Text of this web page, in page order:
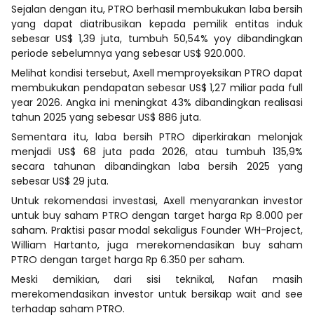
Sejalan dengan itu, PTRO berhasil membukukan laba bersih
yang dapat diatribusikan kepada pemilik entitas induk
sebesar US$ 1,39 juta, tumbuh 50,54% yoy dibandingkan
periode sebelumnya yang sebesar US$ 920.000.
Melihat kondisi tersebut, Axell memproyeksikan PTRO dapat
membukukan pendapatan sebesar US$ 1,27 miliar pada full
year 2026. Angka ini meningkat 43% dibandingkan realisasi
tahun 2025 yang sebesar US$ 886 juta.
Sementara itu, laba bersih PTRO diperkirakan melonjak
menjadi US$ 68 juta pada 2026, atau tumbuh 135,9%
secara tahunan dibandingkan laba bersih 2025 yang
sebesar US$ 29 juta.
Untuk rekomendasi investasi, Axell menyarankan investor
untuk buy saham PTRO dengan target harga Rp 8.000 per
saham. Praktisi pasar modal sekaligus Founder WH-Project,
William Hartanto, juga merekomendasikan buy saham
PTRO dengan target harga Rp 6.350 per saham.
Meski demikian, dari sisi teknikal, Nafan masih
merekomendasikan investor untuk bersikap wait and see
terhadap saham PTRO.